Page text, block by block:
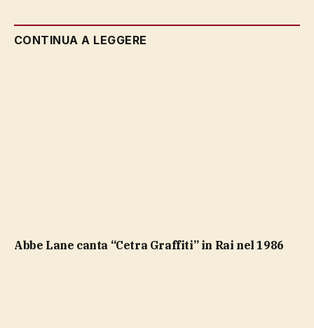
CONTINUA A LEGGERE
Abbe Lane canta “Cetra Graffiti” in Rai nel 1986